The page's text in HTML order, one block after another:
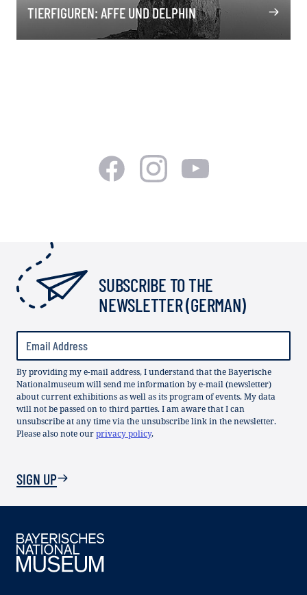
TIERFIGUREN: AFFE UND DELPHIN
SUBSCRIBE TO THE
NEWSLETTER (GERMAN)
By providing my e-mail address, I understand that the Bayerische
Nationalmuseum will send me information by e-mail (newsletter)
about current exhibitions as well as its program of events. My data
will not be passed on to third parties. I am aware that I can
unsubscribe at any time via the unsubscribe link in the newsletter.
Please also note ourprivacy policy.
SIGN UP